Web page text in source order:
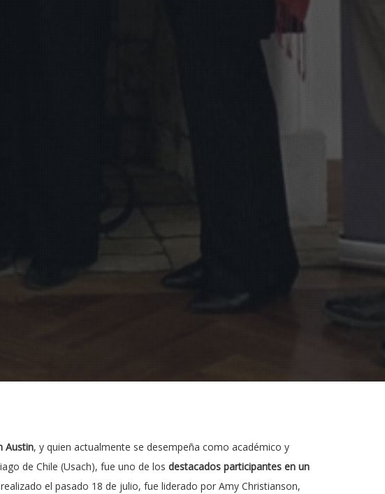
Austin, y quien actualmente se desempeña como académico y
de Chile (Usach), fue uno de los destacados participantes en un
el pasado 18 de julio, fue liderado por Amy Christianson,